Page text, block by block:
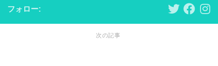
フォロー:
次の記事